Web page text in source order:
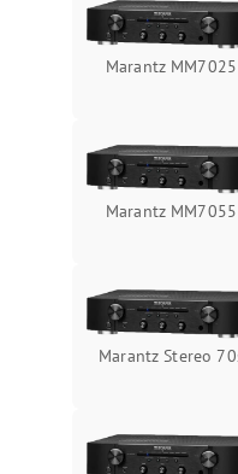
Marantz MM7025
Marantz MM7055
Marantz Stereo